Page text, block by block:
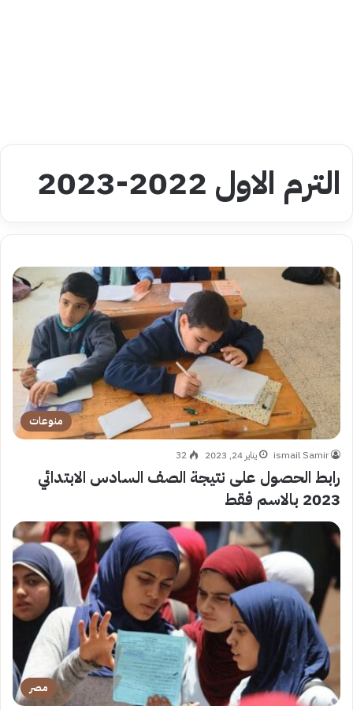
الترم الاول 2022-2023
منوعات
ismail Samir يناير 24, 2023 32
رابط الحصول على نتيجة الصف السادس الابتدائي
2023 بالاسم فقط
مصر